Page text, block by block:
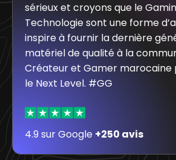
sérieux et croyons que le
Technologie sont une forme
inspire à fournir la dernière
matériel de qualité à la
Créateur et Gamer
le Next Level. #GG
4.9 sur Google +250 avis